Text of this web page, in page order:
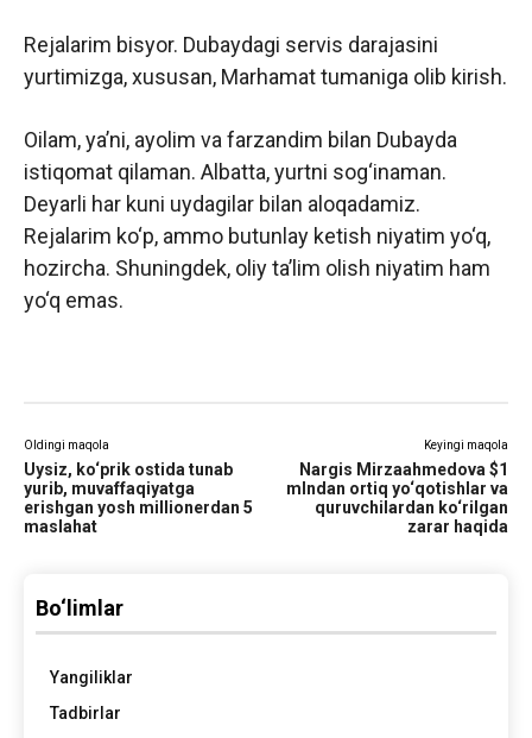
Rejalarim bisyor. Dubaydagi servis darajasini
yurtimizga, xususan, Marhamat tumaniga olib kirish.
Oilam, ya’ni, ayolim va farzandim bilan Dubayda
istiqomat qilaman. Albatta, yurtni sog‘inaman.
Deyarli har kuni uydagilar bilan aloqadamiz.
Rejalarim ko‘p, ammo butunlay ketish niyatim yo‘q,
hozircha. Shuningdek, oliy ta’lim olish niyatim ham
yo‘q emas.
Oldingi maqola
Uysiz, ko‘prik ostida tunab
yurib, muvaffaqiyatga
erishgan yosh millionerdan 5
maslahat
Keyingi maqola
Nargis Mirzaahmedova $1
mlndan ortiq yo‘qotishlar va
quruvchilardan ko‘rilgan
zarar haqida
Bo‘limlar
Yangiliklar
Tadbirlar